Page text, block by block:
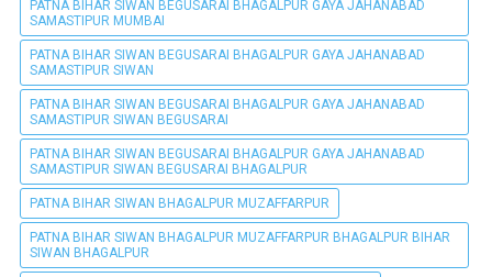
PATNA BIHAR SIWAN BEGUSARAI BHAGALPUR GAYA JAHANABAD
SAMASTIPUR MUMBAI
PATNA BIHAR SIWAN BEGUSARAI BHAGALPUR GAYA JAHANABAD
SAMASTIPUR SIWAN
PATNA BIHAR SIWAN BEGUSARAI BHAGALPUR GAYA JAHANABAD
SAMASTIPUR SIWAN BEGUSARAI
PATNA BIHAR SIWAN BEGUSARAI BHAGALPUR GAYA JAHANABAD
SAMASTIPUR SIWAN BEGUSARAI BHAGALPUR
PATNA BIHAR SIWAN BHAGALPUR MUZAFFARPUR
PATNA BIHAR SIWAN BHAGALPUR MUZAFFARPUR BHAGALPUR BIHAR
SIWAN BHAGALPUR